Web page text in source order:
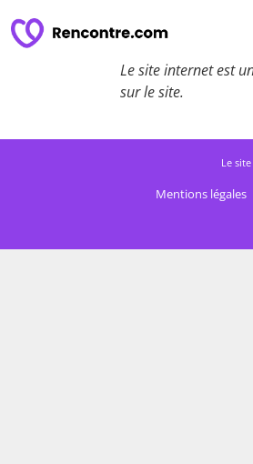
Le site internet est
sur le site.
Le
Mentions légales